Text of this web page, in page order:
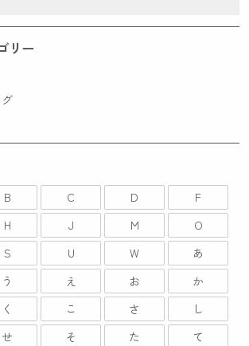
リー
B C D
F
H J M
O
S U W
あ
う え お
か
く こ さ
し
せ そ た
て